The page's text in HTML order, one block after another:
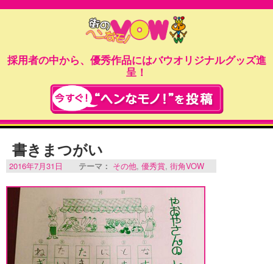
採用者の中から、優秀作品にはバウオリジナルグッズ進
呈！
書きまつがい
2016年7月31日 テーマ： その他, 優秀賞, 街角VOW